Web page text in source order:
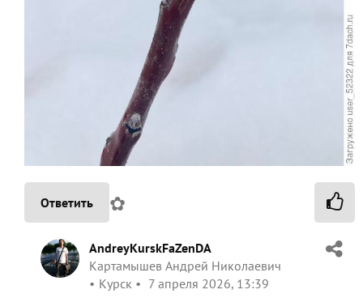
Ответить ✿
AndreyKurskFaZenDA
Картамышев Андрей Николаевич
Курск
7 апреля 2026, 13:39